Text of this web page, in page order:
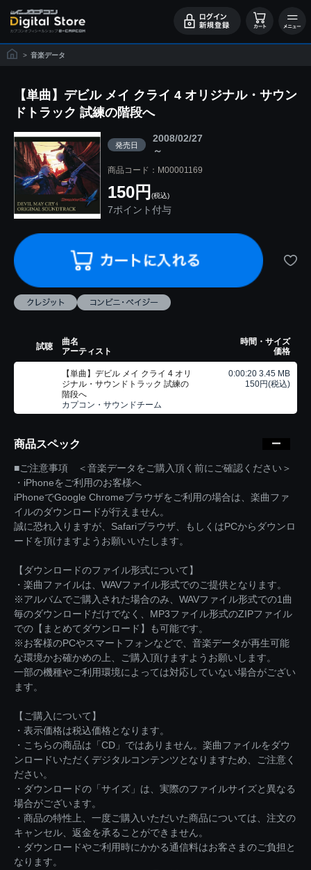
> 音楽データ
【単曲】デビル メイ クライ 4 オリジナル・サウン
ドトラック 試練の階段へ
発売日
2008/02/27
～
商品コード：M00001169
150円 (税込)
7ポイント付与
試聴
曲名
アーティスト
時間・サイズ
価格
【単曲】デビル メイ クライ 4 オリ
ジナル・サウンドトラック 試練の
階段へ
カプコン・サウンドチーム
0:00:20 3.45 MB
150円(税込)
商品スペック
■ご注意事項 ＜音楽データをご購入頂く前にご確認ください＞
・iPhoneをご利用のお客様へ
iPhoneでGoogle Chromeブラウザをご利用の場合は、楽曲ファ
イルのダウンロードが行えません。
誠に恐れ入りますが、Safariブラウザ、もしくはPCからダウンロ
ードを頂けますようお願いいたします。
【ダウンロードのファイル形式について】
・楽曲ファイルは、WAVファイル形式でのご提供となります。
※アルバムでご購入された場合のみ、WAVファイル形式での1曲
毎のダウンロードだけでなく、MP3ファイル形式のZIPファイル
での【まとめてダウンロード】も可能です。
※お客様のPCやスマートフォンなどで、音楽データが再生可能
な環境かお確かめの上、ご購入頂けますようお願いします。
一部の機種やご利用環境によっては対応していない場合がござい
ます。
【ご購入について】
・表示価格は税込価格となります。
・こちらの商品は「CD」ではありません。楽曲ファイルをダウ
ンロードいただくデジタルコンテンツとなりますため、ご注意く
ださい。
・ダウンロードの「サイズ」は、実際のファイルサイズと異なる
場合がございます。
・商品の特性上、一度ご購入いただいた商品については、注文の
キャンセル、返金を承ることができません。
・ダウンロードやご利用時にかかる通信料はお客さまのご負担と
なります。